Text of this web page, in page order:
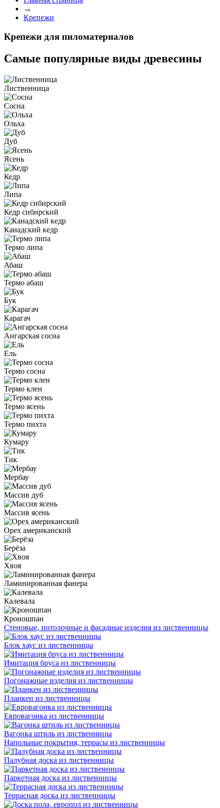
→
Крепежи
Крепежи для пиломатериалов
Самые популярные виды древесины
Лиственница
Сосна
Ольха
Дуб
Ясень
Кедр
Липа
Кедр сибирский
Канадский кедр
Термо липа
Абаш
Термо абаш
Бук
Карагач
Ангарская сосна
Ель
Термо сосна
Термо клен
Термо ясень
Термо пихта
Кумару
Тик
Мербау
Массив дуб
Массив ясень
Орех американский
Берёза
Хвоя
Ламинированная фанера
Калевала
Кроношпан
Стеновые, потолочные и фасадные изделия из лиственницы
Блок хаус из лиственницы
Имитация бруса из лиственницы
Погонажные изделия из лиственницы
Планкен из лиственницы
Евровагонка из лиственницы
Вагонка штиль из лиственницы
Напольные покрытия, террасы из лиственницы
Палубная доска из лиственницы
Паркетная доска из лиственницы
Террасная доска из лиственницы